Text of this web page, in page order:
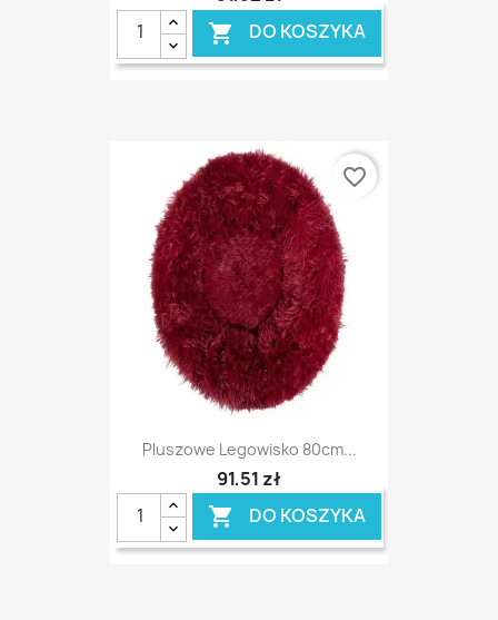
 DO KOSZYKA
Pluszowe Legowisko 80cm...
91,51 zł
 DO KOSZYKA
favorite_border